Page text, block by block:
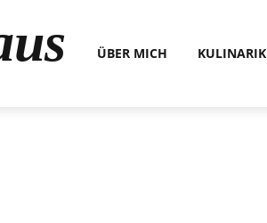
ÜBER MICH KULINARIK